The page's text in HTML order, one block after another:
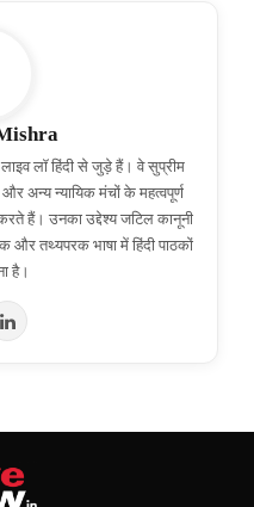
लॉ हिंदी से जुड़े हैं। वे सुप्रीम
और अन्य न्यायिक मंचों के महत्वपूर्ण
हैं। उनका उद्देश्य जटिल कानूनी
और तथ्यपरक भाषा में हिंदी पाठकों
है।